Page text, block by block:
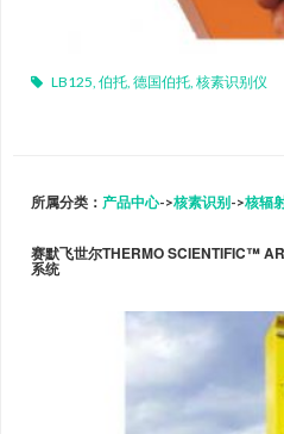
LB125 伯托 德国伯托 核素识别仪
所属分类： 产品中心->核素识别->核辐
赛默飞世尔THERMO SCIENTIFIC™
系统